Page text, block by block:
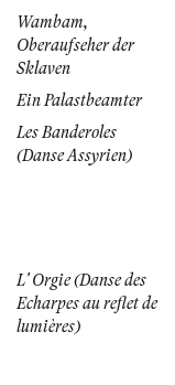
Wambam,
Oberaufseher der
Sklaven
Ein Palastbeamter
Les Banderoles
(Danse Assyrien)
L' Orgie (Danse des
Echarpes au reflet de
lumières)